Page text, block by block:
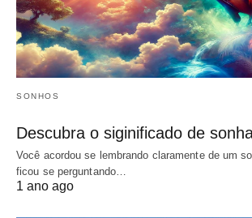
SONHOS
Descubra o siginificado de
Você acordou se lembrando claramente de um
ficou se perguntando…
1 ano ago